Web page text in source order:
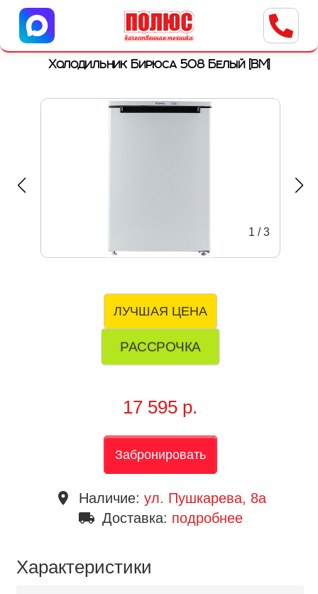
Центр бытовой техники
г. Ульяновск, ул. Пушкарева, 8a
Холодильник Бирюса 508 Белый [ВМ]
1 /3
ЛУЧШАЯ ЦЕНА
РАССРОЧКА
17 595 р.
Забронировать
place Наличие: ул. Пушкарева, 8a
local_shipping Доставка: подробнее
Характеристики